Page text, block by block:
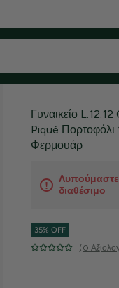
για την
Γυναικείο
Piqué
Φερμουάρ
Λυπούμαστε
διαθέσιμο
35% OFF
(0